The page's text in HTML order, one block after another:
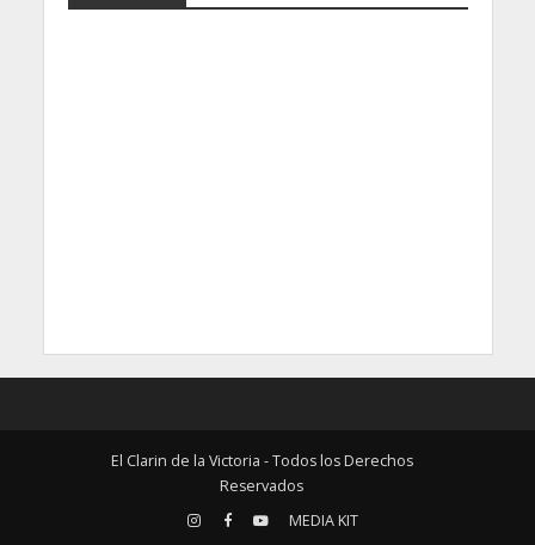
El Clarin de la Victoria - Todos los Derechos
Reservados
MEDIA KIT